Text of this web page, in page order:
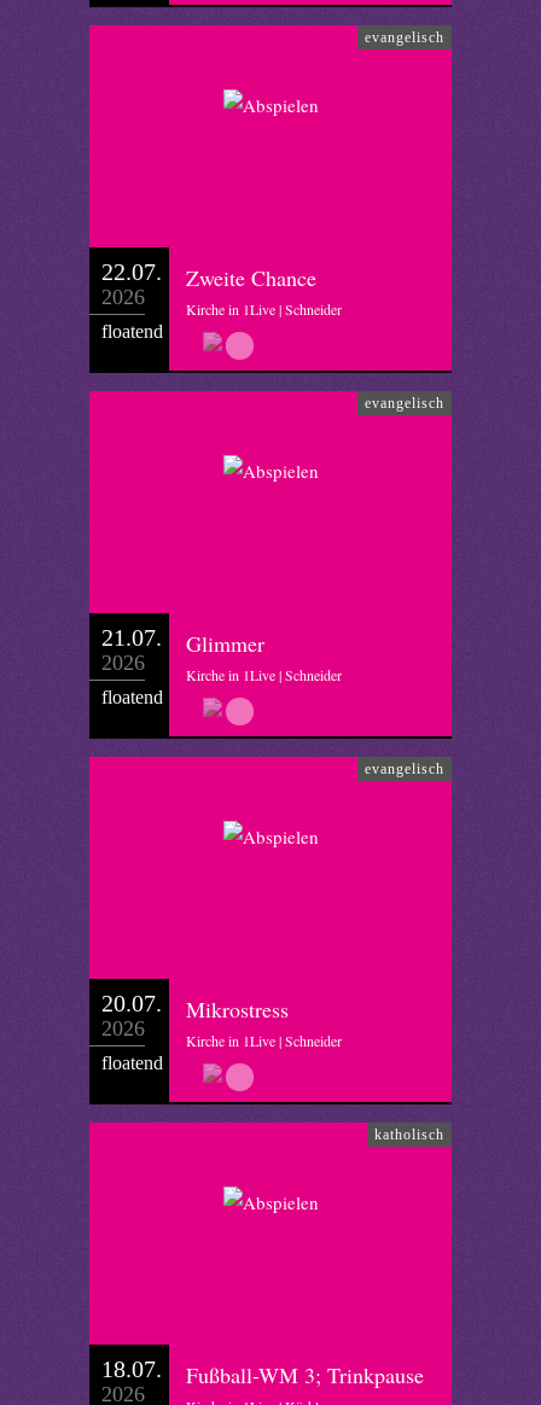
evangelisch
22.07.
2026
floatend
Zweite Chance
Kirche in 1Live | Schneider
evangelisch
21.07.
2026
floatend
Glimmer
Kirche in 1Live | Schneider
evangelisch
20.07.
2026
floatend
Mikrostress
Kirche in 1Live | Schneider
katholisch
18.07.
2026
Fußball-WM 3; Trinkpause